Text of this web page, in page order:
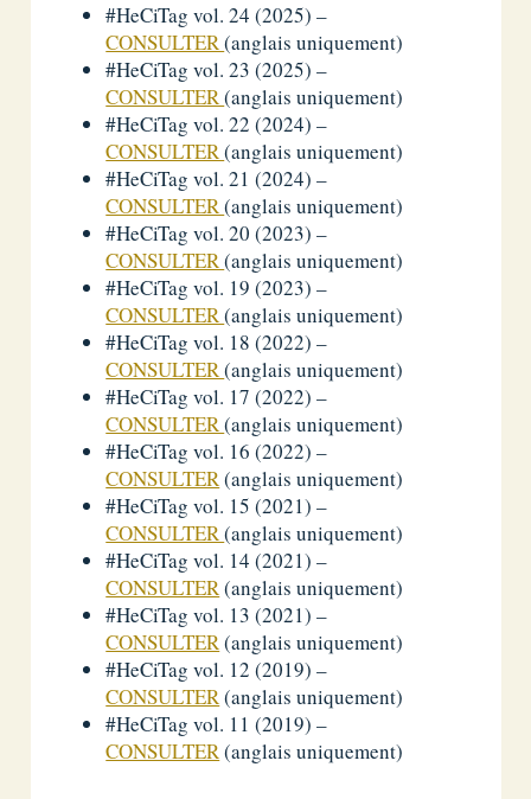
#HeCiTag vol. 24 (2025) –
CONSULTER(anglais uniquement)
#HeCiTag vol. 23 (2025) –
CONSULTER(anglais uniquement)
#HeCiTag vol. 22 (2024) –
CONSULTER(anglais uniquement)
#HeCiTag vol. 21 (2024) –
CONSULTER(anglais uniquement)
#HeCiTag vol. 20 (2023) –
CONSULTER(anglais uniquement)
#HeCiTag vol. 19 (2023) –
CONSULTER(anglais uniquement)
#HeCiTag vol. 18 (2022) –
CONSULTER(anglais uniquement)
#HeCiTag vol. 17 (2022) –
CONSULTER(anglais uniquement)
#HeCiTag vol. 16 (2022) –
CONSULTER(anglais uniquement)
#HeCiTag vol. 15 (2021) –
CONSULTER(anglais uniquement)
#HeCiTag vol. 14 (2021) –
CONSULTER(anglais uniquement)
#HeCiTag vol. 13 (2021) –
CONSULTER(anglais uniquement)
#HeCiTag vol. 12 (2019) –
CONSULTER(anglais uniquement)
#HeCiTag vol. 11 (2019) –
CONSULTER(anglais uniquement)